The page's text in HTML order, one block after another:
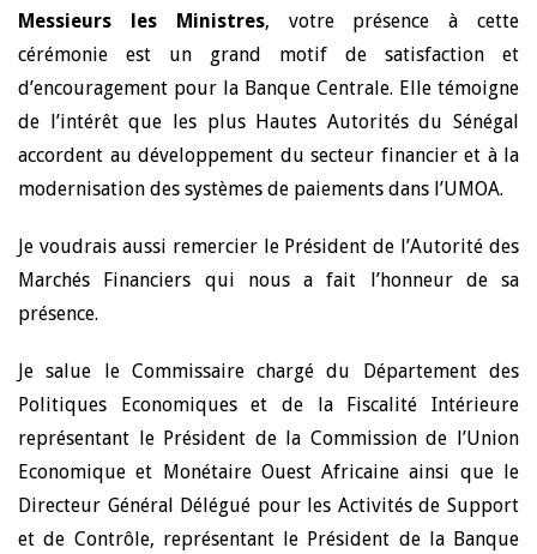
Messieurs les Ministres, votre présence à cette
cérémonie est un grand motif de satisfaction et
d’encouragement pour la Banque Centrale. Elle témoigne
de l’intérêt que les plus Hautes Autorités du Sénégal
accordent au développement du secteur financier et à la
modernisation des systèmes de paiements dans l’UMOA.
Je voudrais aussi remercier le Président de l’Autorité des
Marchés Financiers qui nous a fait l’honneur de sa
présence.
Je salue le Commissaire chargé du Département des
Politiques Economiques et de la Fiscalité Intérieure
représentant le Président de la Commission de l’Union
Economique et Monétaire Ouest Africaine ainsi que le
Directeur Général Délégué pour les Activités de Support
et de Contrôle, représentant le Président de la Banque